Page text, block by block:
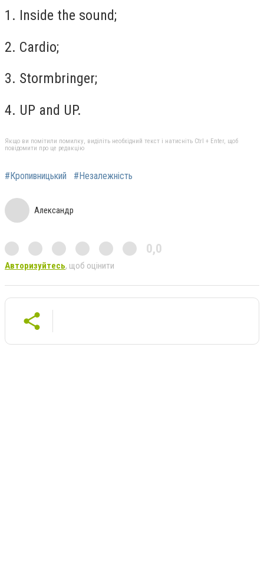
1. Inside the sound;
2. Cardio;
3. Stormbringer;
4. UP and UP.
Якщо ви помітили помилку, виділіть необхідний текст і натисніть Ctrl + Enter, щоб
повідомити про це редакцію
#Кропивницький #Незалежність
Александр
0,0
Авторизуйтесь, щоб оцінити